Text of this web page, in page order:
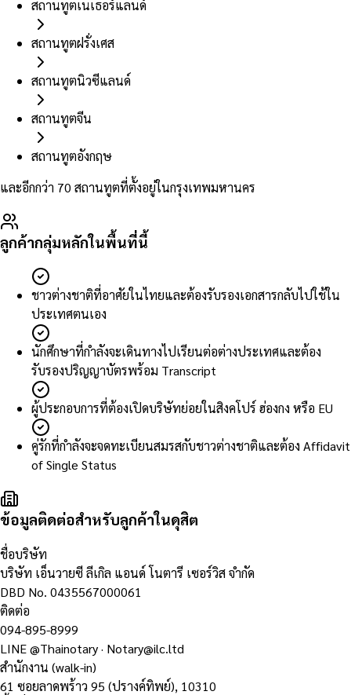
สถานทูตเนเธอร์แลนด์
สถานทูตฝรั่งเศส
สถานทูตนิวซีแลนด์
สถานทูตจีน
สถานทูตอังกฤษ
และอีกกว่า 70 สถานทูตที่ตั้งอยู่ในกรุงเทพมหานคร
ลูกค้ากลุ่มหลักในพื้นที่นี้
ชาวต่างชาติที่อาศัยในไทยและต้องรับรองเอกสารกลับไปใช้ใน
ประเทศตนเอง
นักศึกษาที่กำลังจะเดินทางไปเรียนต่อต่างประเทศและต้อง
รับรองปริญญาบัตรพร้อม Transcript
ผู้ประกอบการที่ต้องเปิดบริษัทย่อยในสิงคโปร์ ฮ่องกง หรือ EU
คู่รักที่กำลังจะจดทะเบียนสมรสกับชาวต่างชาติและต้อง Affidavit
of Single Status
ข้อมูลติดต่อสำหรับลูกค้าในดุสิต
ชื่อบริษัท
บริษัท เอ็นวายซี ลีเกิล แอนด์ โนตารี เซอร์วิส จำกัด
DBD No. 0435567000061
ติดต่อ
094-895-8999
LINE@Thainotary· Notary@ilc.ltd
สำนักงาน (walk-in)
61 ซอยลาดพร้าว 95 (ปรางค์ทิพย์), 10310